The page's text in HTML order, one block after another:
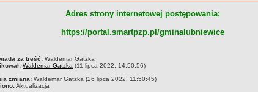
Adres strony internetowej postępowania:
https://portal.smartpzp.pl/gminalubniewice
za treść: Waldemar Gatzka
Waldemar Gatzka (11 lipca 2022, 14:50:56)
zmiana: Waldemar Gatzka (26 lipca 2022, 11:50:45)
Aktualizacja